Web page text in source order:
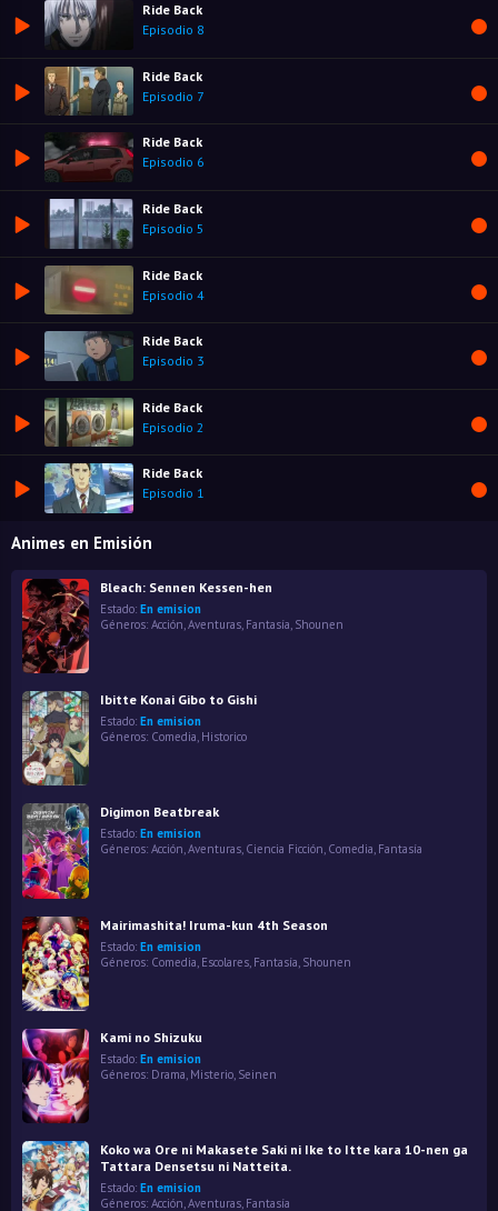
Ride Back
Episodio 8
Ride Back
Episodio 7
Ride Back
Episodio 6
Ride Back
Episodio 5
Ride Back
Episodio 4
Ride Back
Episodio 3
Ride Back
Episodio 2
Ride Back
Episodio 1
Animes en Emisión
Bleach: Sennen Kessen-hen
Estado: En emision
Géneros: Acción Aventuras Fantasía Shounen
Ibitte Konai Gibo to Gishi
Estado: En emision
Géneros: Comedia, Historico
Digimon Beatbreak
Estado: En emision
Géneros: Acción,Aventuras, Ciencia Ficción, Comedia, Fantasía
Mairimashita! Iruma-kun 4th Season
Estado: En emision
Géneros: Comedia Escolares Fantasía Shounen
Kami no Shizuku
Estado: En emision
Géneros: Drama, Misterio, Seinen
Koko wa Ore ni Makasete Saki ni Ike to Itte kara 10-nen ga
Tattara Densetsu ni Natteita.
Estado: En emision
Géneros: Acción,Aventuras, Fantasía